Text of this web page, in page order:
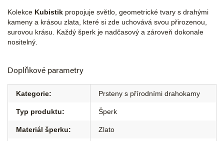
Kolekce Kubistik propojuje světlo, geometrické tvary s drahými
kameny a krásou zlata, které si zde uchovává svou přirozenou,
surovou krásu. Každý šperk je nadčasový a zároveň dokonale
nositelný.
Doplňkové parametry
Kategorie: Prsteny s přírodními drahokamy
Typ produktu: Šperk
Materiál šperku: Zlato